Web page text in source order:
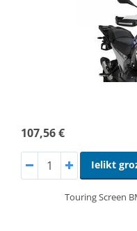
107,56 €
Ielikt
Touring Screen